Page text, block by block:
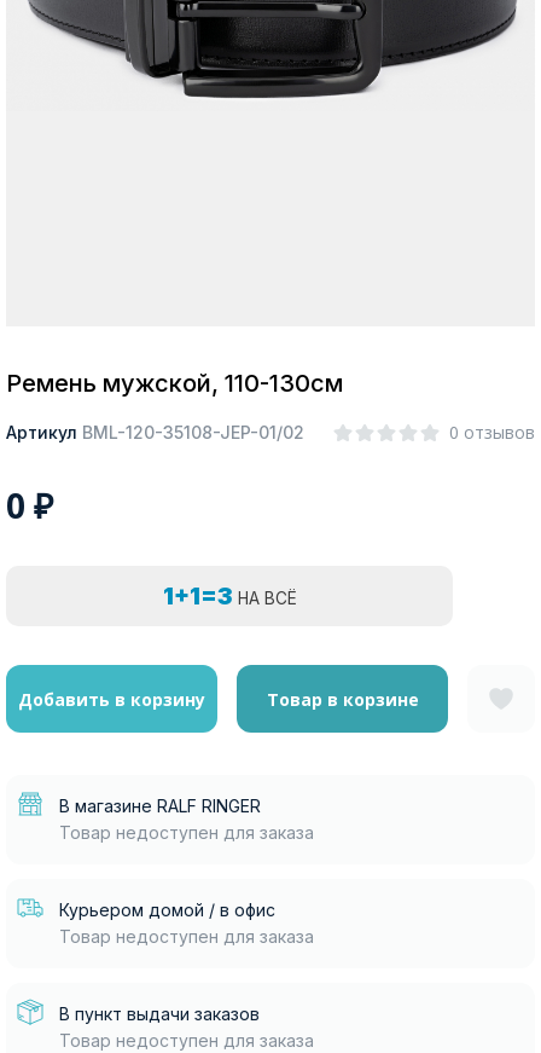
Ремень мужской, 110-130см
Артикул BML-120-35108-JEP-01/02 0 отзывов
0 ₽
1+1=3 НА ВСЁ
Добавить в корзину Товар в корзине
В магазине RALF RINGER
Товар недоступен для заказа
Курьером домой / в офис
Товар недоступен для заказа
В пункт выдачи заказов
Товар недоступен для заказа